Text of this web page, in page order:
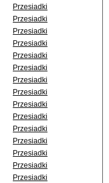
Przesiadki
Przesiadki
Przesiadki
Przesiadki
Przesiadki
Przesiadki
Przesiadki
Przesiadki
Przesiadki
Przesiadki
Przesiadki
Przesiadki
Przesiadki
Przesiadki
Przesiadki